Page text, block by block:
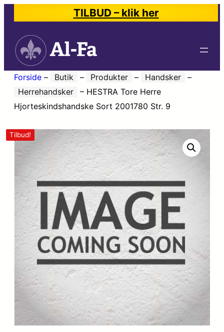
TILBUD – klik her
Forside – Butik – Produkter – Handsker
–
Herrehandsker
– HESTRA Tore Herre
Hjorteskindshandske Sort 2001780 Str. 9
Tilbud!